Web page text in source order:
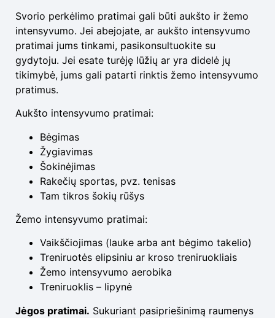
Svorio perkėlimo pratimai gali būti aukšto ir žemo
intensyvumo. Jei abejojate, ar aukšto intensyvumo
pratimai jums tinkami, pasikonsultuokite su
gydytoju. Jei esate turėję lūžių ar yra didelė jų
tikimybė, jums gali patarti rinktis žemo intensyvumo
pratimus.
Aukšto intensyvumo pratimai:
Bėgimas
Žygiavimas
Šokinėjimas
Rakečių sportas, pvz. tenisas
Tam tikros šokių rūšys
Žemo intensyvumo pratimai:
Vaikščiojimas (lauke arba ant bėgimo takelio)
Treniruotės elipsiniu ar kroso treniruokliais
Žemo intensyvumo aerobika
Treniruoklis – lipynė
Jėgos pratimai. Sukuriant pasipriešinimą raumenys